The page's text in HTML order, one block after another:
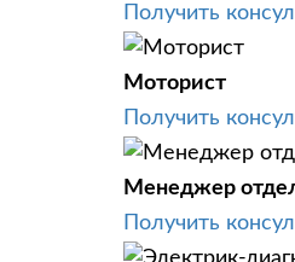
Получить
Моторист
Получить
Менеджер
Получить